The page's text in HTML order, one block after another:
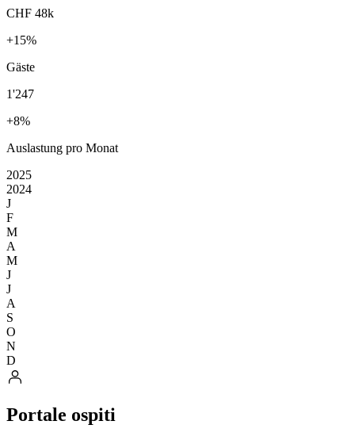
CHF 48k
+15%
Gäste
1'247
+8%
Auslastung pro Monat
2025
2024
J
F
M
A
M
J
J
A
S
O
N
D
Portale ospiti